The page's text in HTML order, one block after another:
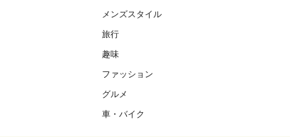
メンズスタイル
旅行
趣味
ファッション
グルメ
車・バイク